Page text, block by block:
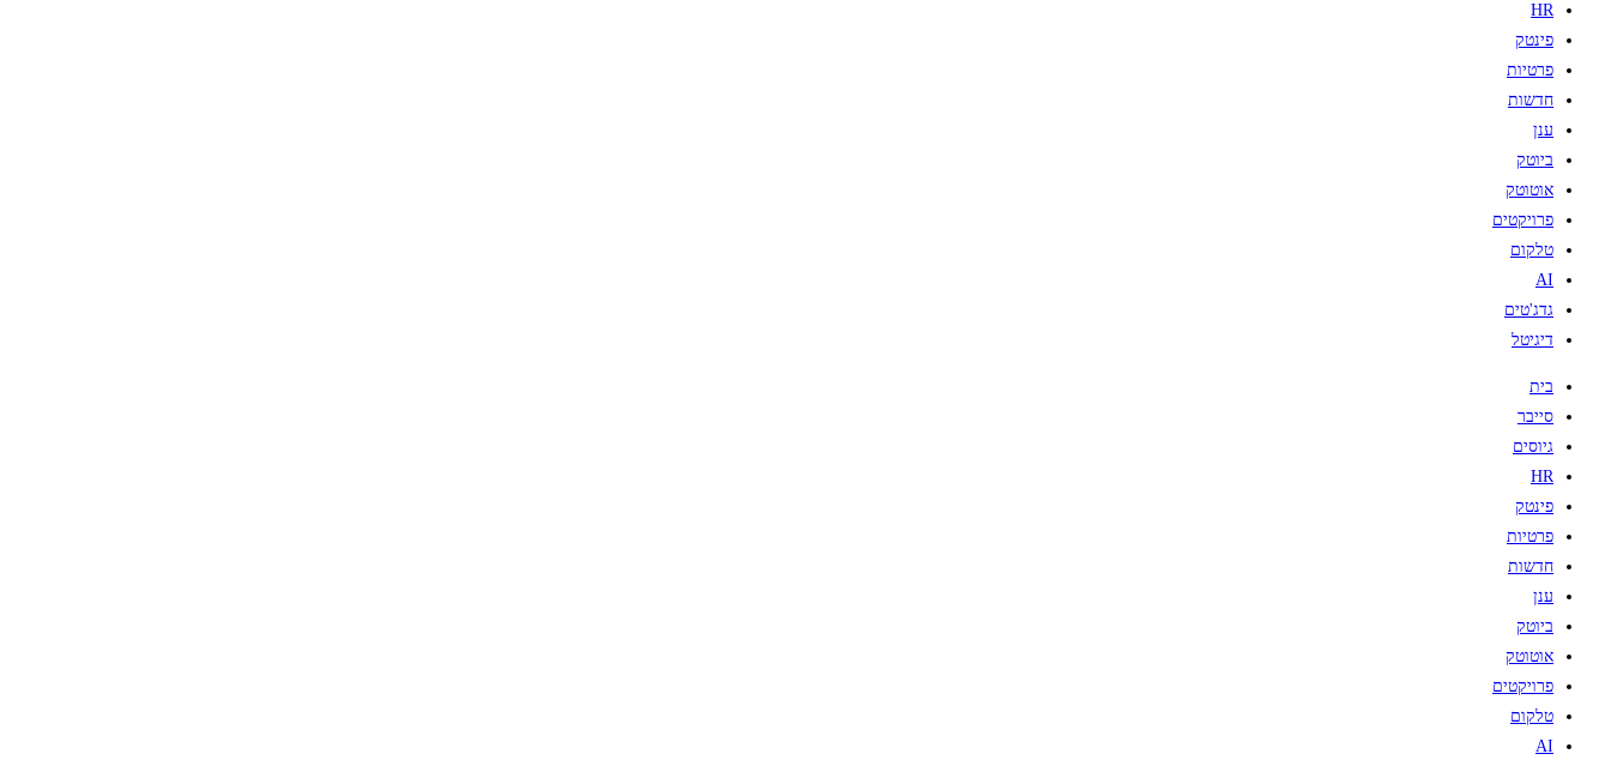
HR
פינטק
פרטיות
חדשות
ענן
ביוטק
אוטוטק
פרויקטים
טלקום
AI
גדג'טים
דיגיטל
בית
סייבר
גיוסים
HR
פינטק
פרטיות
חדשות
ענן
ביוטק
אוטוטק
פרויקטים
טלקום
AI